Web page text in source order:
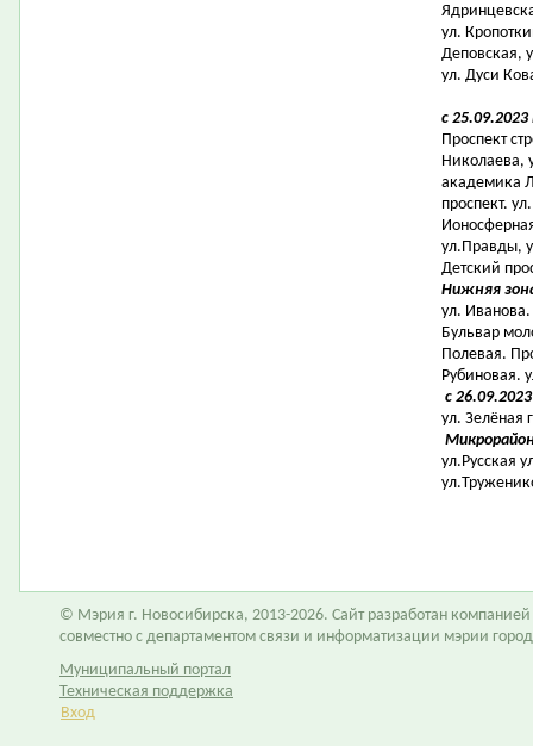
ул.
Деповская,
ул. Дуси
с
Проспект
Николаева,
академика
проспект.
ул.Правды,
Детский
Нижняя
ул.
Бульвар
Полевая.
Рубиновая.
с
ул. Зелёная
ул.Русская
© Мэрия г. Новосибирска, 2013-2026. Сайт разработан компанией
совместно с департаментом связи и информатизации мэрии
Муниципальный портал
Техническая поддержка
Вход